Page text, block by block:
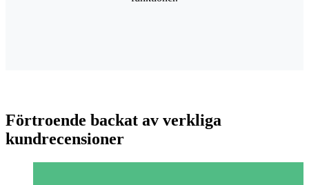
Förtroende backat av verkliga
kundrecensioner